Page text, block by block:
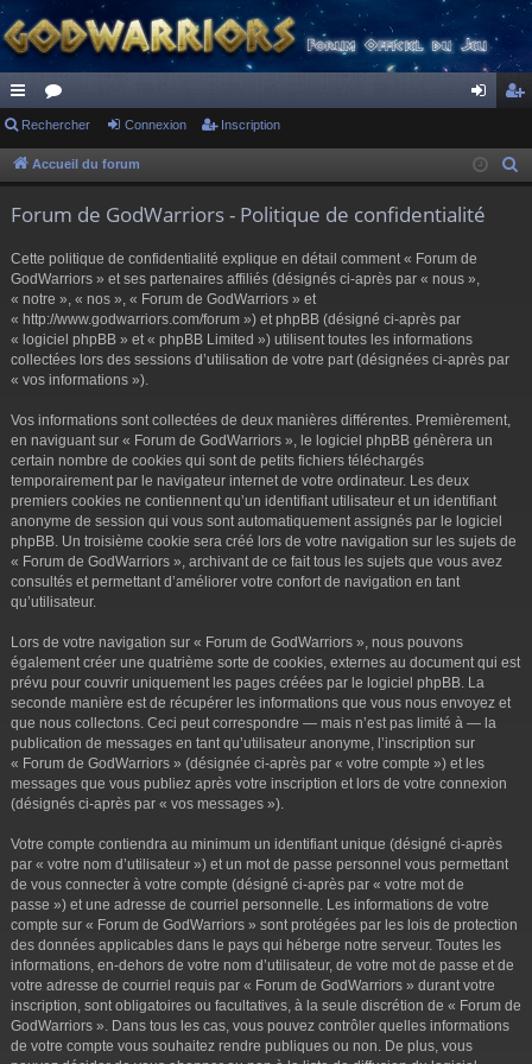
ac
co
s
or
u ne cri
Rechercher Connexion Inscription
Accueil du forum
Forum de GodWarriors - Politique de confidentialité
Cette politique de confidentialité explique en détail comment « Forum de
GodWarriors » et ses partenaires affiliés (désignés ci-après par « nous »,
« notre », « nos », « Forum de GodWarriors » et
« http://www.godwarriors.com/forum ») et phpBB (désigné ci-après par
« logiciel phpBB » et « phpBB Limited ») utilisent toutes les informations
collectées lors des sessions d’utilisation de votre part (désignées ci-après par
« vos informations »).
Vos informations sont collectées de deux manières différentes. Premièrement,
en naviguant sur « Forum de GodWarriors », le logiciel phpBB génèrera un
certain nombre de cookies qui sont de petits fichiers téléchargés
temporairement par le navigateur internet de votre ordinateur. Les deux
premiers cookies ne contiennent qu’un identifiant utilisateur et un identifiant
anonyme de session qui vous sont automatiquement assignés par le logiciel
phpBB. Un troisième cookie sera créé lors de votre navigation sur les sujets de
« Forum de GodWarriors », archivant de ce fait tous les sujets que vous avez
consultés et permettant d’améliorer votre confort de navigation en tant
qu’utilisateur.
Lors de votre navigation sur « Forum de GodWarriors », nous pouvons
également créer une quatrième sorte de cookies, externes au document qui est
prévu pour couvrir uniquement les pages créées par le logiciel phpBB. La
seconde manière est de récupérer les informations que vous nous envoyez et
que nous collectons. Ceci peut correspondre — mais n’est pas limité à — la
publication de messages en tant qu’utilisateur anonyme, l’inscription sur
« Forum de GodWarriors » (désignée ci-après par « votre compte ») et les
messages que vous publiez après votre inscription et lors de votre connexion
(désignés ci-après par « vos messages »).
Votre compte contiendra au minimum un identifiant unique (désigné ci-après
par « votre nom d’utilisateur ») et un mot de passe personnel vous permettant
de vous connecter à votre compte (désigné ci-après par « votre mot de
passe ») et une adresse de courriel personnelle. Les informations de votre
compte sur « Forum de GodWarriors » sont protégées par les lois de protection
des données applicables dans le pays qui héberge notre serveur. Toutes les
informations, en-dehors de votre nom d’utilisateur, de votre mot de passe et de
votre adresse de courriel requis par « Forum de GodWarriors » durant votre
inscription, sont obligatoires ou facultatives, à la seule discrétion de « Forum de
GodWarriors ». Dans tous les cas, vous pouvez contrôler quelles informations
de votre compte vous souhaitez rendre publiques ou non. De plus, vous